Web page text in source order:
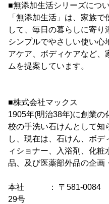
■無添加生活シリーズにつ
「無添加生活」は、家族
して、毎日の暮らしに寄り
シンプルでやさしい使い
アケア、ボディケアなど、
ムを提案しています。
■株式会社マックス
1905年(明治38年)に創業の
校の手洗い石けんとして知
し、現在は、石けん、ボ
ィショナー、入浴剤、化
品、及び医薬部外品の企画
本社 ： 〒581-0084 大
29号